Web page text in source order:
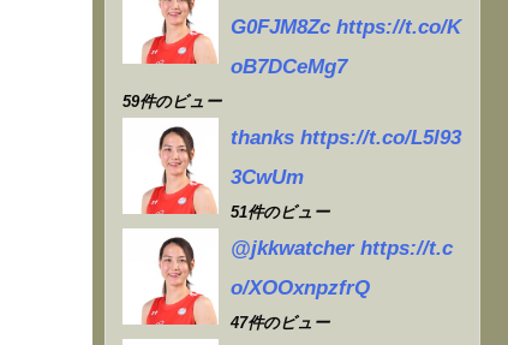
G0FJM8Zc https://t.co/K
oB7DCeMg7
59件のビュー
thanks https://t.co/L5l93
3CwUm
51件のビュー
@jkkwatcher https://t.c
o/XOOxnpzfrQ
47件のビュー